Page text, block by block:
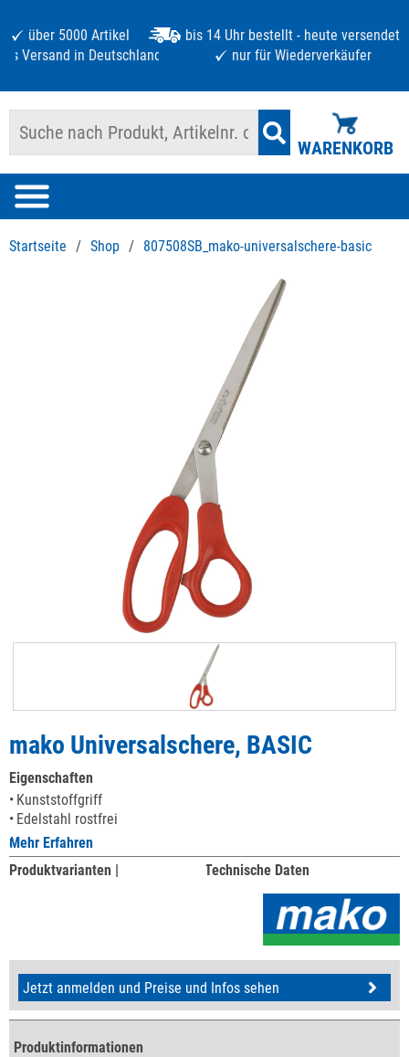
über 5000 Artikel
bis 14 Uhr bestellt - heute versendet
Versand in Deutschland ab 125 €
nur für Wiederverkäufer
WARENKORB
Startseite / Shop / 807508SB_mako-universalschere-basic
mako Universalschere, BASIC
Eigenschaften
Kunststoffgriff
Edelstahl rostfrei
Mehr Erfahren
Produktvarianten |
Technische Daten
Jetzt anmelden und Preise und Infos sehen
Produktinformationen